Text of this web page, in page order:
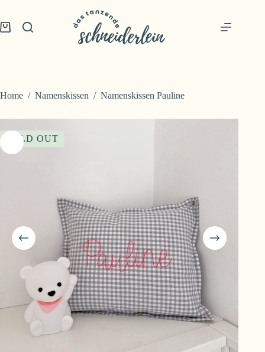
content
Shopping
Home / Namenskissen / Namenskissen Pauline
SOLD OUT